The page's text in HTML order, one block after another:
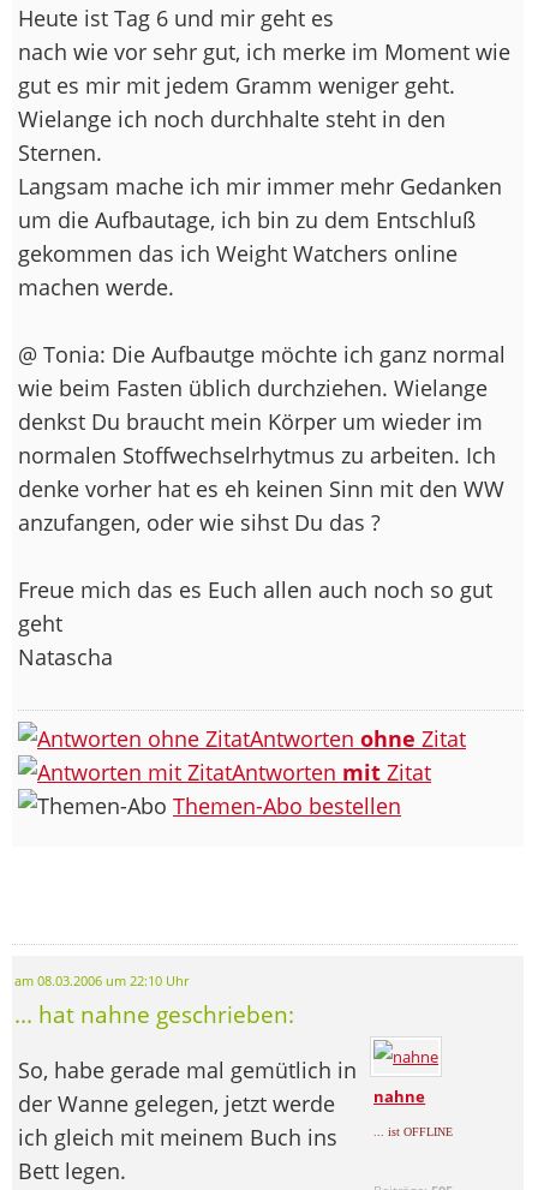
Heute ist Tag 6 und mir geht es
nach wie vor sehr gut, ich merke im Moment wie
gut es mir mit jedem Gramm weniger geht.
Wielange ich noch durchhalte steht in den
Sternen.
Langsam mache ich mir immer mehr Gedanken
um die Aufbautage, ich bin zu dem Entschluß
gekommen das ich Weight Watchers online
machen werde.
@ Tonia: Die Aufbautge möchte ich ganz normal
wie beim Fasten üblich durchziehen. Wielange
denkst Du braucht mein Körper um wieder im
normalen Stoffwechselrhytmus zu arbeiten. Ich
denke vorher hat es eh keinen Sinn mit den WW
anzufangen, oder wie sihst Du das ?
Freue mich das es Euch allen auch noch so gut
geht
Natascha
Antworten ohne Zitat
Antworten mit Zitat
Themen-Abo bestellen
am 08.03.2006 um 22:10 Uhr
... hat nahne geschrieben:
nahne
... ist OFFLINE
So, habe gerade mal gemütlich in
der Wanne gelegen, jetzt werde
ich gleich mit meinem Buch ins
Bett legen.